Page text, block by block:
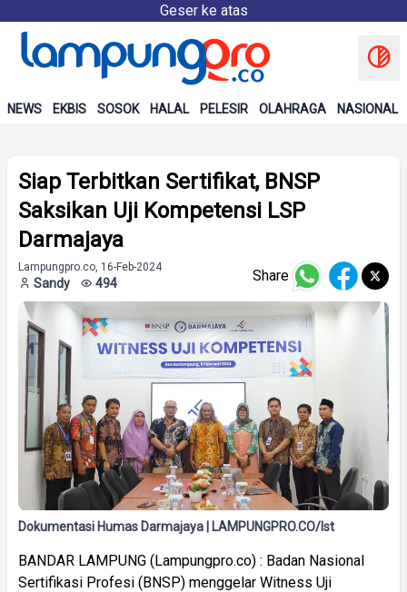
Geser ke atas
NEWS EKBIS SOSOK HALAL PELESIR OLAHRAGA NASIONAL
Siap Terbitkan Sertifikat, BNSP
Saksikan Uji Kompetensi LSP
Darmajaya
Lampungpro.co, 16-Feb-2024
Sandy 494 Share
Dokumentasi Humas Darmajaya | LAMPUNGPRO.CO/Ist
BANDAR LAMPUNG (Lampungpro.co) : Badan Nasional
Sertifikasi Profesi (BNSP) menggelar Witness Uji